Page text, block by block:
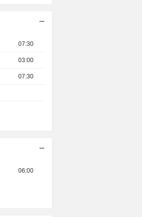
07:30
03:00
07:30
06:00